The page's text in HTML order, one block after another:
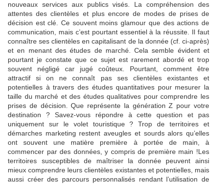
nouveaux services aux publics visés. La compréhension des
attentes des clientèles et plus encore de modes de prises de
décision est clé. Ce souvent moins glamour que des actions de
communication, mais c’est pourtant essentiel à la réussite. Il faut
connaître ses clientèles en capitalisant de la donnée (cf. ci-après)
et en menant des études de marché. Cela semble évident et
pourtant je constate que ce sujet est rarement abordé et trop
souvent négligé car jugé coûteux. Pourtant, comment être
attractif si on ne connaît pas ses clientèles existantes et
potentielles à travers des études quantitatives pour mesurer la
taille du marché et des études qualitatives pour comprendre les
prises de décision. Que représente la génération Z pour votre
destination ? Savez-vous répondre à cette question et pas
uniquement sur le volet touristique ? Trop de territoires et
démarches marketing restent aveugles et sourds alors qu’elles
ont souvent une matière première à portée de main, à
commencer par des données, y compris de première main !Les
territoires susceptibles de maîtriser la donnée peuvent ainsi
mieux comprendre leurs clientèles existantes et potentielles, mais
aussi créer des parcours personnalisés rendant l’utilisation de